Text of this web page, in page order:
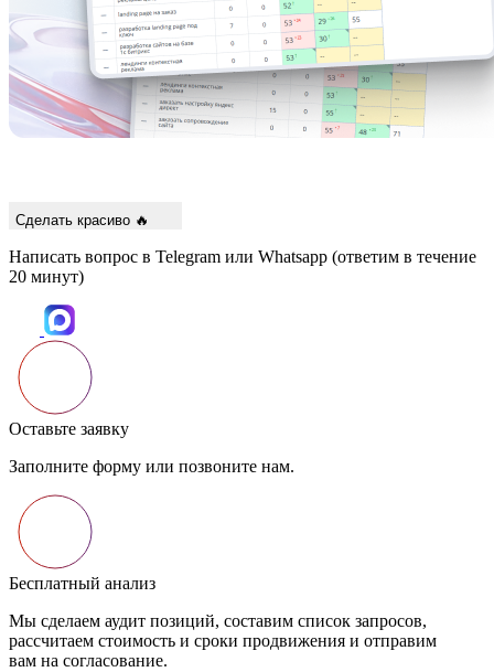
Сделать красиво 🔥
Написать вопрос в Telegram или Whatsapp (ответим в течение
20 минут)
Оставьте заявку
Заполните форму или позвоните нам.
Бесплатный анализ
Мы сделаем аудит позиций, составим список запросов,
рассчитаем стоимость и сроки продвижения и отправим
вам на согласование.